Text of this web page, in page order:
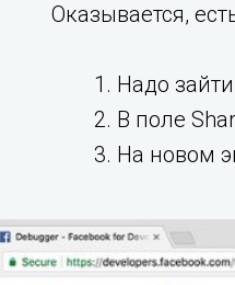
Оказывается,
Надо
В поле
На новом